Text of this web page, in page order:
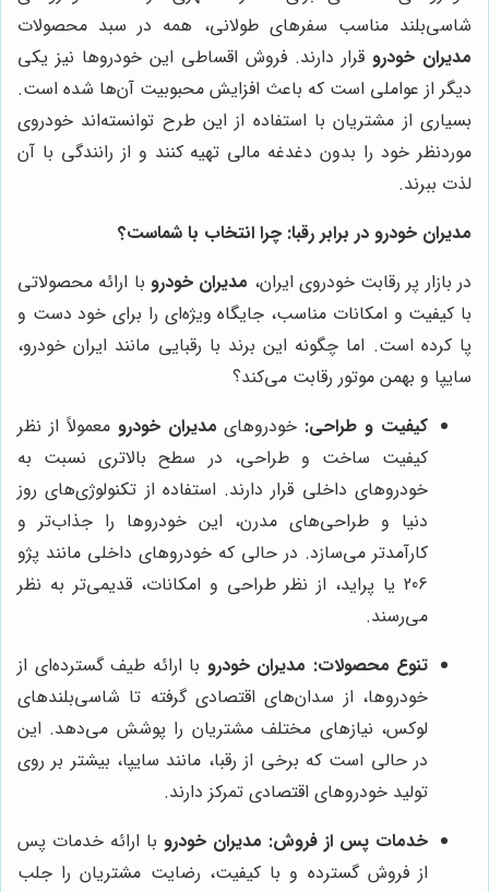
شاسی‌بلند مناسب سفرهای طولانی، همه در سبد محصولات
مدیران خودرو قرار دارند. فروش اقساطی این خودروها نیز یکی
دیگر از عواملی است که باعث افزایش محبوبیت آن‌ها شده است.
بسیاری از مشتریان با استفاده از این طرح توانسته‌اند خودروی
موردنظر خود را بدون دغدغه مالی تهیه کنند و از رانندگی با آن
لذت ببرند.
مدیران خودرو در برابر رقبا: چرا انتخاب با شماست؟
در بازار پر رقابت خودروی ایران، مدیران خودرو با ارائه محصولاتی
با کیفیت و امکانات مناسب، جایگاه ویژه‌ای را برای خود دست و
پا کرده است. اما چگونه این برند با رقبایی مانند ایران خودرو،
سایپا و بهمن موتور رقابت می‌کند؟
کیفیت و طراحی: خودروهای مدیران خودرو معمولاً از نظر
کیفیت ساخت و طراحی، در سطح بالاتری نسبت به
خودروهای داخلی قرار دارند. استفاده از تکنولوژی‌های روز
دنیا و طراحی‌های مدرن، این خودروها را جذاب‌تر و
کارآمدتر می‌سازد. در حالی که خودروهای داخلی مانند پژو
206 یا پراید، از نظر طراحی و امکانات، قدیمی‌تر به نظر
می‌رسند.
تنوع محصولات: مدیران خودرو با ارائه طیف گسترده‌ای از
خودروها، از سدان‌های اقتصادی گرفته تا شاسی‌بلندهای
لوکس، نیازهای مختلف مشتریان را پوشش می‌دهد. این
در حالی است که برخی از رقبا، مانند سایپا، بیشتر بر روی
تولید خودروهای اقتصادی تمرکز دارند.
خدمات پس از فروش: مدیران خودرو با ارائه خدمات پس
از فروش گسترده و با کیفیت، رضایت مشتریان را جلب